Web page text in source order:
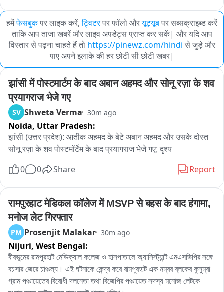
हमेंफेसबुकपर लाइक करें, ट्विटरपर फॉलो औरयूट्यूबपर सब्सक्राइब्ड करें
ताकि आप ताजा खबरें और लाइव अपडेट्स प्राप्त कर सकें| और यदि आप
विस्तार से पढ़ना चाहते हैं तो https://pinewz.com/hindi से जुड़े और
पाए अपने इलाके की हर छोटी सी छोटी खबर|
झांसी में पोस्टमार्टम के बाद अबान अहमद और सोनू रज़ा के शव
प्रयागराज भेजे गए
SV Shweta Verma 30m ago
Noida, Uttar Pradesh:
झांसी (उत्तर प्रदेश): आतीक अहमद के बेटे अबान अहमद और उसके दोस्त
सोनू रज़ा के शव पोस्टमॉर्टेम के बाद प्रयागराज भेजे गए; दृश्य
0 0 Share Report
रामपुरहाट मेडिकल कॉलेज में MSVP से बहस के बाद हंगामा,
मनोज लेट गिरफ्तार
PM Prosenjit Malakar 30m ago
Nijuri, West Bengal:
বীরভূমের রামপুরহাট মেডিক্যাল কলেজ ও হাসপাতালে অ্যাসিস্ট্যান্ট এমএসভিপির সঙ্গে
বচসার জেরে চাঞ্চল্য। এই ঘটনাকে কেন্দ্র করে রামপুরহাট এক নম্বর ব্লকের কুসুম্বা
গ্রাম পঞ্চায়েতের বিরোধী দলনেতা তথা বিজেপির পঞ্চায়েত সদস্য মনোজ লেটকে